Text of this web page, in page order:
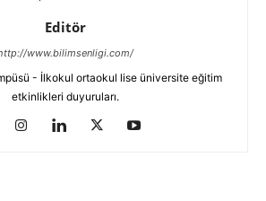
Editör
www.bilimsenligi.com/
- İlkokul ortaokul lise üniversite eğitim
etkinlikleri duyuruları.